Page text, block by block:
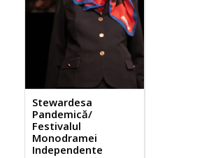
Stewardesa
Pandemică/
Festivalul
Monodramei
Independente